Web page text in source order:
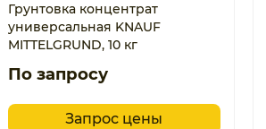
Грунтовка концентрат
универсальная KNAUF
MITTELGRUND, 10 кг
По запросу
Запрос цены